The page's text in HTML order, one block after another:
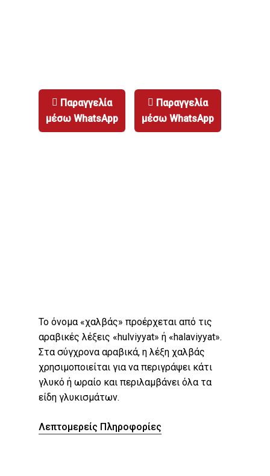
Λεπτομερείς
Πληροφορίες
RAWOİL ΛΑΔΙ
Παραγγελία
μέσω WhatsApp
Παραγγελία
μέσω WhatsApp
Το όνομα «χαλβάς» προέρχεται από τις
αραβικές λέξεις «hulviyyat» ή «halaviyyat».
Στα σύγχρονα αραβικά, η λέξη χαλβάς
χρησιμοποιείται για να περιγράψει κάτι
γλυκό ή ωραίο και περιλαμβάνει όλα τα
είδη γλυκισμάτων.
Λεπτομερείς Πληροφορίες